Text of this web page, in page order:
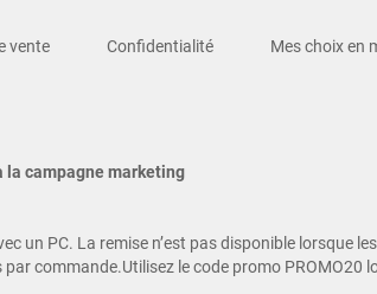
vente Confidentialité Mes choix en
campagne marketing
un PC. La remise n’est pas disponible
commande.Utilisez le code promo PROMO20